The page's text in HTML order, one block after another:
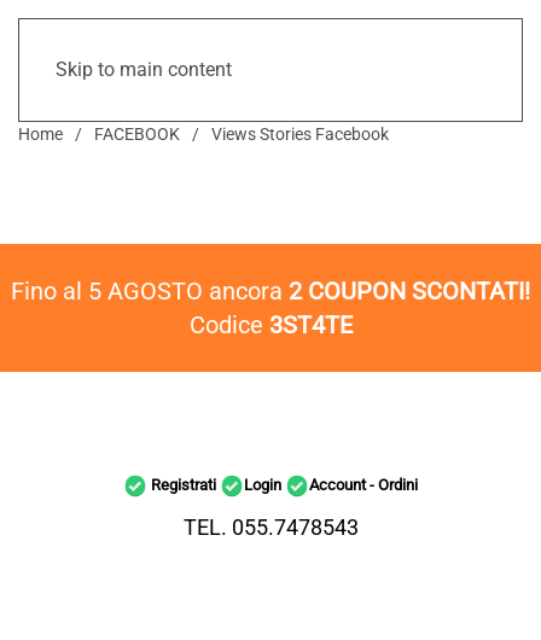
Skip to main content
Home FACEBOOK Views Stories Facebook
Fino al 5 AGOSTO ancora 2 COUPON SCONTATI!
Codice 3ST4TE
Registrati Login Account - Ordini
TEL. 055.7478543